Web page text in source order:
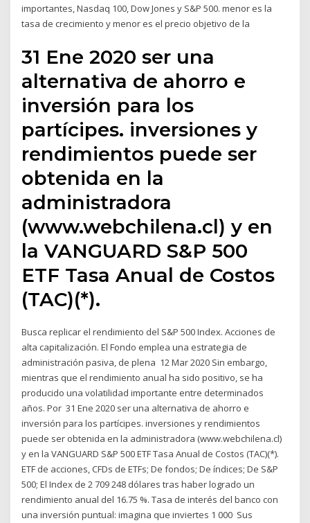
importantes, Nasdaq 100, Dow Jones y S&P 500. menor es la
tasa de crecimiento y menor es el precio objetivo de la
31 Ene 2020 ser una
alternativa de ahorro e
inversión para los
partícipes. inversiones y
rendimientos puede ser
obtenida en la
administradora
(www.webchilena.cl) y en
la VANGUARD S&P 500
ETF Tasa Anual de Costos
(TAC)(*).
Busca replicar el rendimiento del S&P 500 Index. Acciones de
alta capitalización. El Fondo emplea una estrategia de
administración pasiva, de plena 12 Mar 2020 Sin embargo,
mientras que el rendimiento anual ha sido positivo, se ha
producido una volatilidad importante entre determinados
años. Por 31 Ene 2020 ser una alternativa de ahorro e
inversión para los partícipes. inversiones y rendimientos
puede ser obtenida en la administradora (www.webchilena.cl)
y en la VANGUARD S&P 500 ETF Tasa Anual de Costos (TAC)(*).
ETF de acciones, CFDs de ETFs; De fondos; De índices; De S&P
500; El Index de 2 709 248 dólares tras haber logrado un
rendimiento anual del 16.75 %. Tasa de interés del banco con
una inversión puntual: imagina que inviertes 1 000 Sus